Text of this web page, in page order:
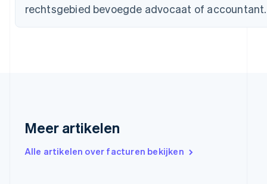
rechtsgebied bevoegde advocaat of accountant.
Meer artikelen
Alle artikelen over facturen bekijken
Duitsland
Estland
Griekenland
Hongarije